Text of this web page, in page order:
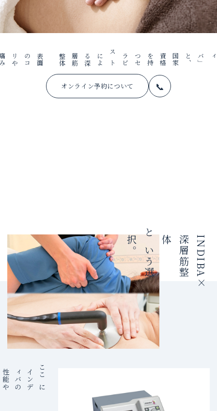
、
国
家
資
格
を
持
つ
セ
ラ
ピ
ス
ト
に
よ
る
深
層
筋
整
体
表
面
の
コ
リ
や
痛
み
だ
け
で
は
なく
オンライン予約について 📞
I
N
D
I
B
A
×
深
層
筋
整
体
と
い
う
選
択
。
こ
こ
に
イ
ン
デ
ィ
バ
の
性
能
や
機
械
の
紹
介
を
書
き
ま
す